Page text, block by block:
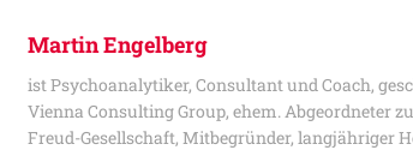
Martin Engelberg
ist Psychoanalytiker, Consultant und Coach,
Vienna Consulting Group, ehem. Abgeordneter
Freud-Gesellschaft, Mitbegründer, langjähriger